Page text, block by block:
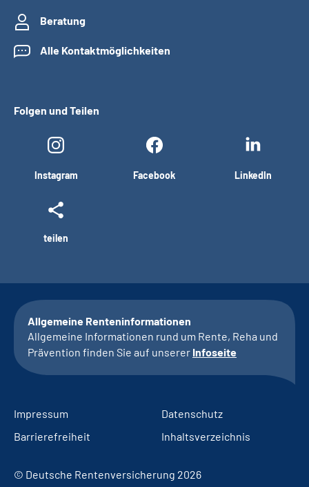
Beratung
Alle Kontaktmöglichkeiten
Folgen und Teilen
Instagram Facebook LinkedIn
teilen
Allgemeine Renteninformationen
Allgemeine Informationen rund um Rente, Reha und
Prävention finden Sie auf unserer Infoseite
Impressum
Datenschutz
Barrierefreiheit
Inhaltsverzeichnis
© Deutsche Rentenversicherung 2026